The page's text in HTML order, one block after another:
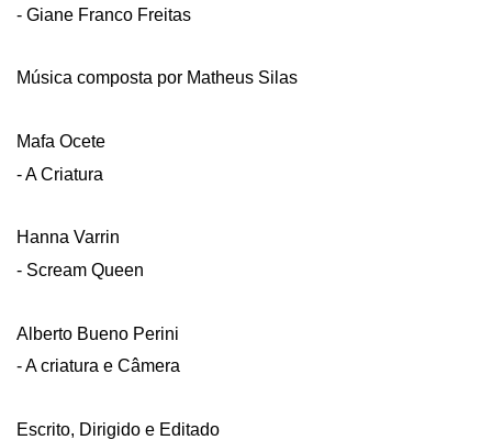
- Giane Franco Freitas
Música composta por Matheus Silas
Mafa Ocete
- A Criatura
Hanna Varrin
- Scream Queen
Alberto Bueno Perini
- A criatura e Câmera
Escrito, Dirigido e Editado